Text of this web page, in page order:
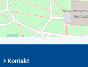
Kontakt